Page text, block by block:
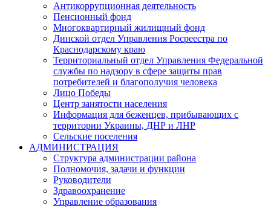
Антикоррупционная деятельность
Пенсионный фонд
Многоквартирный жилищный фонд
Динской отдел Управления Росреестра по
Краснодарскому краю
Территориальный отдел Управления Федеральной
службы по надзору в сфере защиты прав
потребителей и благополучия человека
Лицо Победы
Центр занятости населения
Информация для беженцев, прибывающих с
территории Украины, ДНР и ЛНР
Сельские поселения
АДМИНИСТРАЦИЯ
Структура администрации района
Полномочия, задачи и функции
Руководители
Здравоохранение
Управление образования